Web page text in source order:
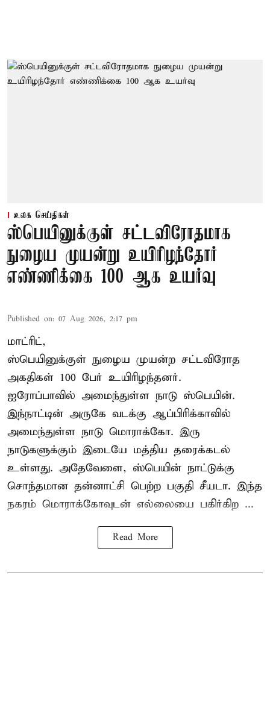
உலக செய்திகள்
ஸ்பெயினுக்குள் சட்டவிரோதமாக
நுழைய முயன்று உயிரிழந்தோர்
எண்ணிக்கை 100 ஆக உயர்வு
Published on: 07 Aug 2026, 2:17 pm
மாட்ரிட்,
ஸ்பெயினுக்குள் நுழைய முயன்ற சட்டவிரோத
அகதிகள் 100 பேர் உயிரிழந்தனர்.
ஐரோப்பாவில் அமைந்துள்ள நாடு ஸ்பெயின்.
இந்நாட்டின் அருகே வடக்கு ஆப்பிரிக்காவில்
அமைந்துள்ள நாடு மொராக்கோ. இரு
நாடுகளுக்கும் இடையே மத்திய தரைக்கடல்
உள்ளது. அதேவேளை, ஸ்பெயின் நாட்டுக்கு
சொந்தமான தன்னாட்சி பெற்ற பகுதி சீயடா. இந்த
நகரம் மொராக்கோவுடன் எல்லையை பகிர்கிற ...
Read More